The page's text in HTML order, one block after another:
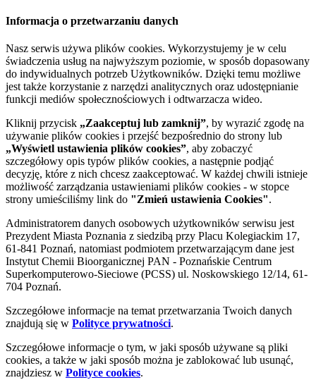
Informacja o przetwarzaniu danych
Nasz serwis używa plików cookies. Wykorzystujemy je w celu
świadczenia usług na najwyższym poziomie, w sposób dopasowany
do indywidualnych potrzeb Użytkowników. Dzięki temu możliwe
jest także korzystanie z narzędzi analitycznych oraz udostępnianie
funkcji mediów społecznościowych i odtwarzacza wideo.
Kliknij przycisk „Zaakceptuj lub zamknij”, by wyrazić zgodę na
używanie plików cookies i przejść bezpośrednio do strony lub
„Wyświetl ustawienia plików cookies”, aby zobaczyć
szczegółowy opis typów plików cookies, a następnie podjąć
decyzję, które z nich chcesz zaakceptować. W każdej chwili istnieje
możliwość zarządzania ustawieniami plików cookies - w stopce
strony umieściliśmy link do "Zmień ustawienia Cookies".
Administratorem danych osobowych użytkowników serwisu jest
Prezydent Miasta Poznania z siedzibą przy Placu Kolegiackim 17,
61-841 Poznań, natomiast podmiotem przetwarzającym dane jest
Instytut Chemii Bioorganicznej PAN - Poznańskie Centrum
Superkomputerowo-Sieciowe (PCSS) ul. Noskowskiego 12/14, 61-
704 Poznań.
Szczegółowe informacje na temat przetwarzania Twoich danych
znajdują się w Polityce prywatności.
Szczegółowe informacje o tym, w jaki sposób używane są pliki
cookies, a także w jaki sposób można je zablokować lub usunąć,
znajdziesz w Polityce cookies.